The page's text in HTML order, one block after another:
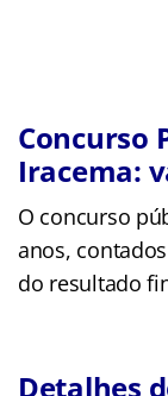
Concurso
Iracema:
O concurso
anos,
do resultado
Detalhes